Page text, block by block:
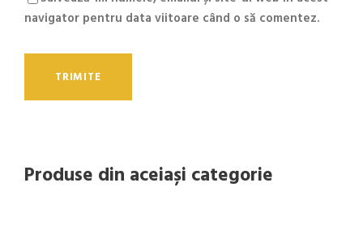
navigator pentru data viitoare când o să comentez.
Produse din aceiași categorie